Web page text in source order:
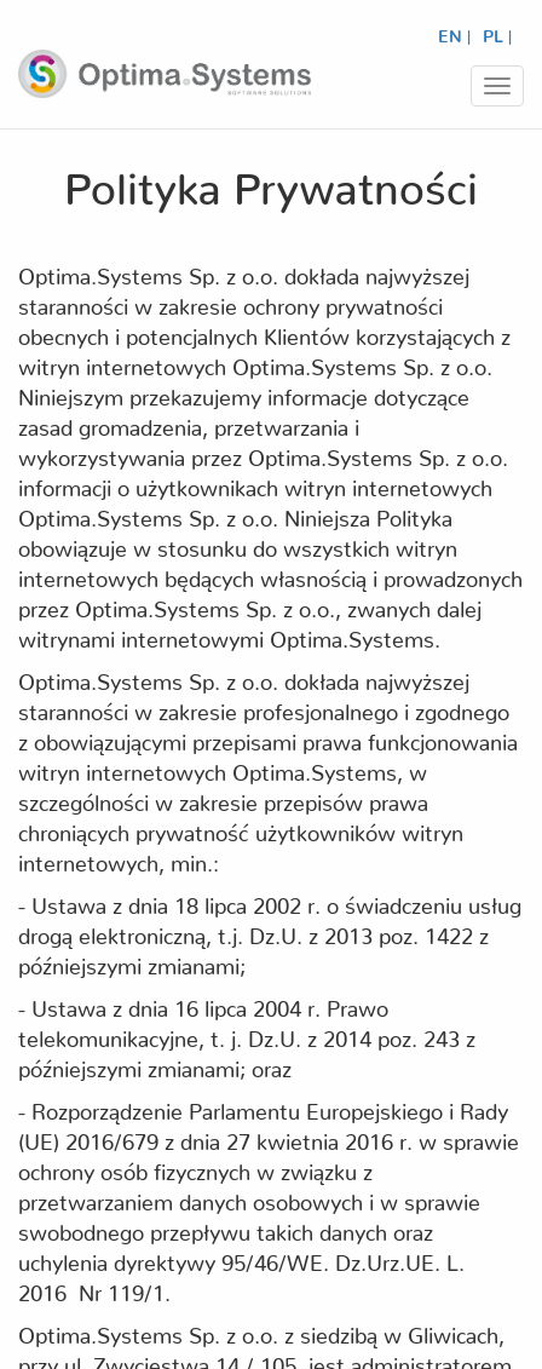
EN | PL |
Polityka Prywatności
Optima.Systems Sp. z o.o. dokłada najwyższej
staranności w zakresie ochrony prywatności
obecnych i potencjalnych Klientów korzystających z
witryn internetowych Optima.Systems Sp. z o.o.
Niniejszym przekazujemy informacje dotyczące
zasad gromadzenia, przetwarzania i
wykorzystywania przez Optima.Systems Sp. z o.o.
informacji o użytkownikach witryn internetowych
Optima.Systems Sp. z o.o. Niniejsza Polityka
obowiązuje w stosunku do wszystkich witryn
internetowych będących własnością i prowadzonych
przez Optima.Systems Sp. z o.o., zwanych dalej
witrynami internetowymi Optima.Systems.
Optima.Systems Sp. z o.o. dokłada najwyższej
staranności w zakresie profesjonalnego i zgodnego
z obowiązującymi przepisami prawa funkcjonowania
witryn internetowych Optima.Systems, w
szczególności w zakresie przepisów prawa
chroniących prywatność użytkowników witryn
internetowych, min.:
- Ustawa z dnia 18 lipca 2002 r. o świadczeniu usług
drogą elektroniczną, t.j. Dz.U. z 2013 poz. 1422 z
późniejszymi zmianami;
- Ustawa z dnia 16 lipca 2004 r. Prawo
telekomunikacyjne, t. j. Dz.U. z 2014 poz. 243 z
późniejszymi zmianami; oraz
- Rozporządzenie Parlamentu Europejskiego i Rady
(UE) 2016/679 z dnia 27 kwietnia 2016 r. w sprawie
ochrony osób fizycznych w związku z
przetwarzaniem danych osobowych i w sprawie
swobodnego przepływu takich danych oraz
uchylenia dyrektywy 95/46/WE. Dz.Urz.UE. L.
2016 Nr 119/1.
Optima.Systems Sp. z o.o. z siedzibą w Gliwicach,
przy ul. Zwycięstwa 14 / 105, jest administratorem